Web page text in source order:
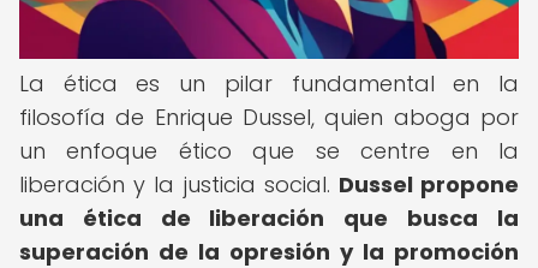
La ética es un pilar fundamental en la
filosofía de Enrique Dussel, quien aboga por
un enfoque ético que se centre en la
liberación y la justicia social. Dussel propone
una ética de liberación que busca la
superación de la opresión y la promoción